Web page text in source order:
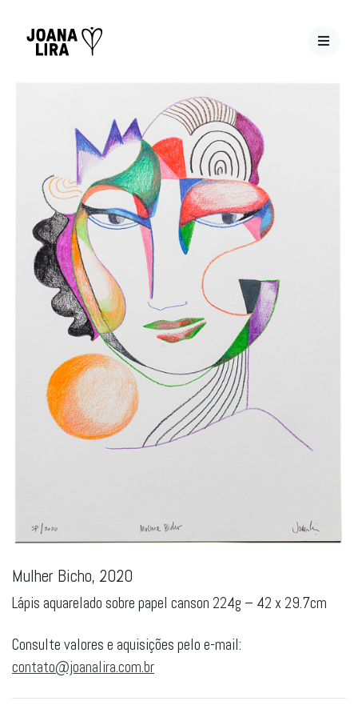
Mulher Bicho, 2020
Lápis aquarelado sobre papel canson 224g – 42 x 29.7cm
Consulte valores e aquisições pelo e-mail:
contato@joanalira.com.br